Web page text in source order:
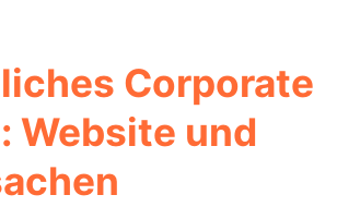
Corporate
Website und